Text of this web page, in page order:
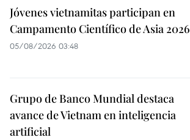
Jóvenes vietnamitas participan en
Campamento Científico de Asia 2026
05/08/2026 03:48
Grupo de Banco Mundial destaca
avance de Vietnam en inteligencia
artificial